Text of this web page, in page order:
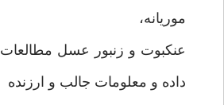
موریانه،
عنکبوت و زنبور عسل مطالعات
داده و معلومات جالب و ارزنده